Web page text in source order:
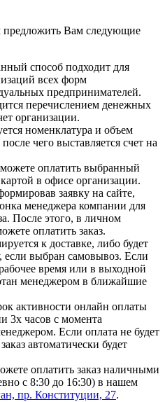
Вам следующие
способ подходит для
всех форм
предпринимателей.
перечислением денежных
организации.
номенклатура и объем
чего выставляется счет на
оплатить выбранный
в офисе организации.
заявку на сайте,
менеджера компании для
После этого, в личном
оплатить заказ.
к доставке, либо будет
если выбран самовывоз. Если
время или в выходной
менеджером в ближайшие
активности онлайн оплаты
3х часов с момента
Если оплата не будет
автоматически будет
оплатить заказ наличными
с 8:30 до 16:30) в нашем
пр. Конституции, 27.